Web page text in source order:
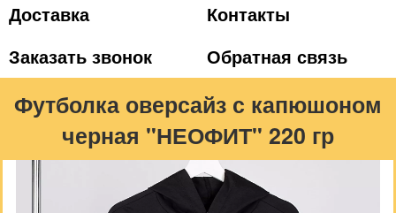
Доставка
Контакты
Заказать звонок
Обратная связь
Футболка оверсайз с капюшоном
черная "НЕОФИТ" 220 гр